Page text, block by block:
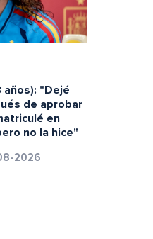
años): "Dejé
de aprobar
en
no la hice"
2026